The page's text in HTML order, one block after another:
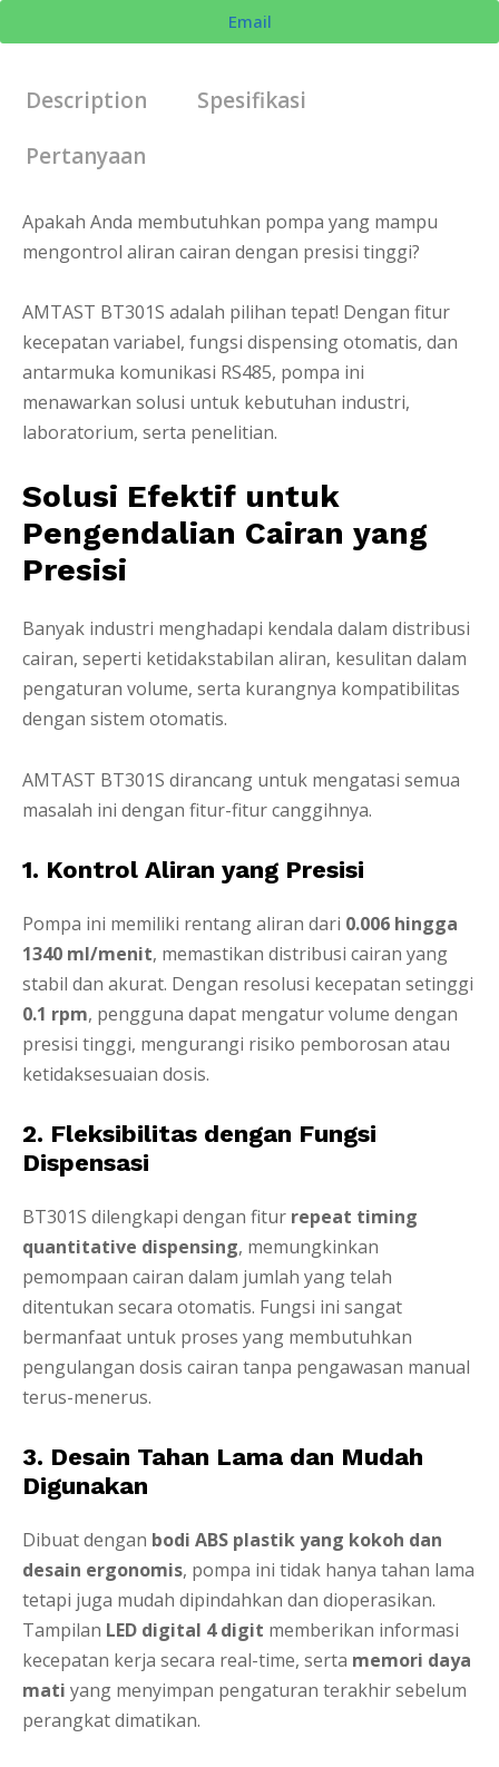
Email
Description
Spesifikasi
Pertanyaan
Apakah Anda membutuhkan pompa yang mampu
mengontrol aliran cairan dengan presisi tinggi?
AMTAST BT301S adalah pilihan tepat! Dengan fitur
kecepatan variabel, fungsi dispensing otomatis, dan
antarmuka komunikasi RS485, pompa ini
menawarkan solusi untuk kebutuhan industri,
laboratorium, serta penelitian.
Solusi Efektif untuk
Pengendalian Cairan yang
Presisi
Banyak industri menghadapi kendala dalam distribusi
cairan, seperti ketidakstabilan aliran, kesulitan dalam
pengaturan volume, serta kurangnya kompatibilitas
dengan sistem otomatis.
AMTAST BT301S dirancang untuk mengatasi semua
masalah ini dengan fitur-fitur canggihnya.
1. Kontrol Aliran yang Presisi
Pompa ini memiliki rentang aliran dari 0.006 hingga
1340 ml/menit, memastikan distribusi cairan yang
stabil dan akurat. Dengan resolusi kecepatan setinggi
0.1 rpm, pengguna dapat mengatur volume dengan
presisi tinggi, mengurangi risiko pemborosan atau
ketidaksesuaian dosis.
2. Fleksibilitas dengan Fungsi
Dispensasi
BT301S dilengkapi dengan fitur repeat timing
quantitative dispensing, memungkinkan
pemompaan cairan dalam jumlah yang telah
ditentukan secara otomatis. Fungsi ini sangat
bermanfaat untuk proses yang membutuhkan
pengulangan dosis cairan tanpa pengawasan manual
terus-menerus.
3. Desain Tahan Lama dan Mudah
Digunakan
Dibuat dengan bodi ABS plastik yang kokoh dan
desain ergonomis, pompa ini tidak hanya tahan lama
tetapi juga mudah dipindahkan dan dioperasikan.
Tampilan LED digital 4 digit memberikan informasi
kecepatan kerja secara real-time, serta memori daya
mati yang menyimpan pengaturan terakhir sebelum
perangkat dimatikan.